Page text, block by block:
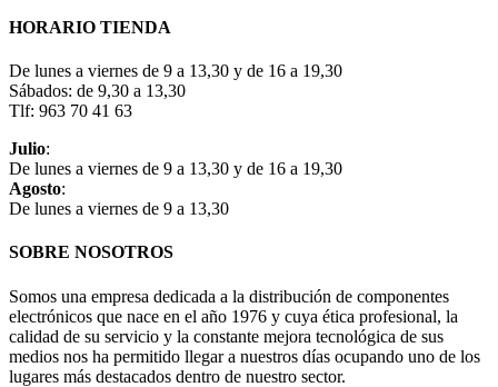
HORARIO TIENDA
De lunes a viernes de 9 a 13,30 y de 16 a 19,30
Sábados: de 9,30 a 13,30
Tlf: 963 70 41 63
Julio:
De lunes a viernes de 9 a 13,30 y de 16 a 19,30
Agosto:
De lunes a viernes de 9 a 13,30
SOBRE NOSOTROS
Somos una empresa dedicada a la distribución de componentes
electrónicos que nace en el año 1976 y cuya ética profesional, la
calidad de su servicio y la constante mejora tecnológica de sus
medios nos ha permitido llegar a nuestros días ocupando uno de los
lugares más destacados dentro de nuestro sector.